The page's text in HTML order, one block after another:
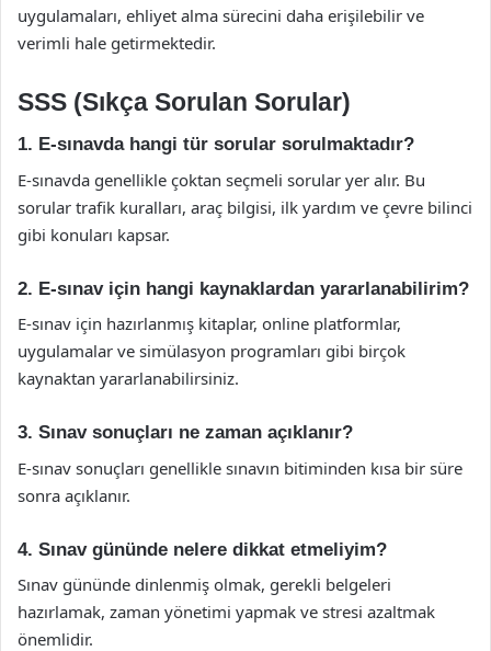
uygulamaları, ehliyet alma sürecini daha erişilebilir ve
verimli hale getirmektedir.
SSS (Sıkça Sorulan Sorular)
1. E-sınavda hangi tür sorular sorulmaktadır?
E-sınavda genellikle çoktan seçmeli sorular yer alır. Bu
sorular trafik kuralları, araç bilgisi, ilk yardım ve çevre bilinci
gibi konuları kapsar.
2. E-sınav için hangi kaynaklardan yararlanabilirim?
E-sınav için hazırlanmış kitaplar, online platformlar,
uygulamalar ve simülasyon programları gibi birçok
kaynaktan yararlanabilirsiniz.
3. Sınav sonuçları ne zaman açıklanır?
E-sınav sonuçları genellikle sınavın bitiminden kısa bir süre
sonra açıklanır.
4. Sınav gününde nelere dikkat etmeliyim?
Sınav gününde dinlenmiş olmak, gerekli belgeleri
hazırlamak, zaman yönetimi yapmak ve stresi azaltmak
önemlidir.